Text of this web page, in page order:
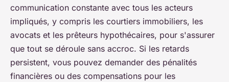
communication constante avec tous les acteurs
impliqués, y compris les courtiers immobiliers, les
avocats et les prêteurs hypothécaires, pour s'assurer
que tout se déroule sans accroc. Si les retards
persistent, vous pouvez demander des pénalités
financières ou des compensations pour les